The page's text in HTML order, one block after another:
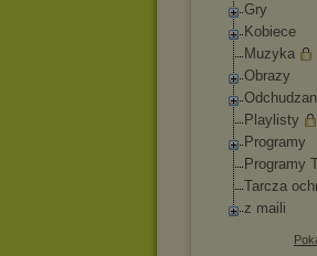
Gry
Kobiece
Muzyka
Obrazy
Playlisty
Programy
Programy
Tarcza
z maili